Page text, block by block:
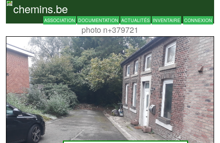
chemins.be
ASSOCIATION DOCUMENTATION ACTUALITÉS INVENTAIRE CONNEXION
photo n+379721